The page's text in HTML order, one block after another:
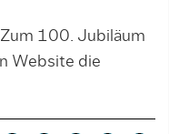
100. Jubiläum
Website die